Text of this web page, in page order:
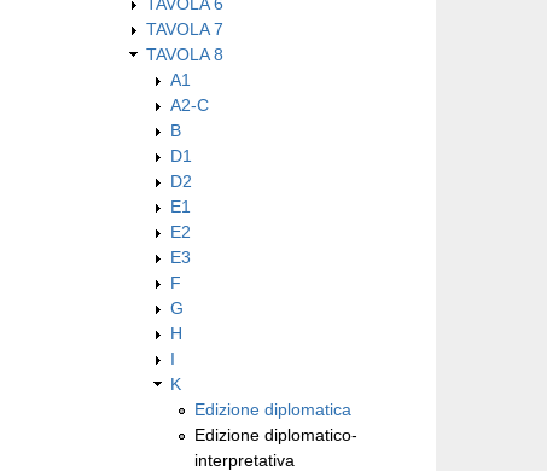
TAVOLA 7
TAVOLA 8
A1
A2-C
B
D1
D2
E1
E2
E3
F
G
H
I
K
Edizione diplomatica
Edizione diplomatico-
interpretativa